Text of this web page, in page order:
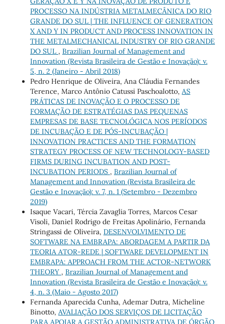
PROCESSO NA INDÚSTRIA METALMECÂNICA DO RIO
GRANDE DO SUL | THE INFLUENCE OF GENERATION
X AND Y IN PRODUCT AND PROCESS INNOVATION IN
THE METALMECHANICAL INDUSTRY OF RIO GRANDE
DO SUL , Brazilian Journal of Management and
Innovation (Revista Brasileira de Gestão e Inovação): v.
5, n. 2 (Janeiro - Abril 2018)
Pedro Henrique de Oliveira, Ana Cláudia Fernandes
Terence, Marco Antônio Catussi Paschoalotto, AS
PRÁTICAS DE INOVAÇÃO E O PROCESSO DE
FORMAÇÃO DE ESTRATÉGIAS DAS PEQUENAS
EMPRESAS DE BASE TECNOLÓGICA NOS PERÍODOS
DE INCUBAÇÃO E DE PÓS-INCUBAÇÃO |
INNOVATION PRACTICES AND THE FORMATION
STRATEGY PROCESS OF NEW TECHNOLOGY-BASED
FIRMS DURING INCUBATION AND POST-
INCUBATION PERIODS , Brazilian Journal of
Management and Innovation (Revista Brasileira de
Gestão e Inovação): v. 7, n. 1 (Setembro - Dezembro
2019)
Isaque Vacari, Tércia Zavaglia Torres, Marcos Cesar
Visoli, Daniel Rodrigo de Freitas Apolinário, Fernanda
Stringassi de Oliveira, DESENVOLVIMENTO DE
SOFTWARE NA EMBRAPA: ABORDAGEM A PARTIR DA
TEORIA ATOR-REDE | SOFTWARE DEVELOPMENT IN
EMBRAPA: APPROACH FROM THE ACTOR-NETWORK
THEORY , Brazilian Journal of Management and
Innovation (Revista Brasileira de Gestão e Inovação): v.
4, n. 3 (Maio - Agosto 2017)
Fernanda Aparecida Cunha, Ademar Dutra, Micheline
Binotto, AVALIAÇÃO DOS SERVIÇOS DE LICITAÇÃO
PARA APOIAR A GESTÃO ADMINISTRATIVA DE ÓRGÃO